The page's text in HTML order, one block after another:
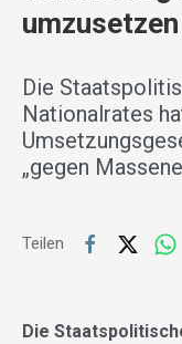
umzusetzen
Die
Nationalrates
„gegen
Teilen
Die